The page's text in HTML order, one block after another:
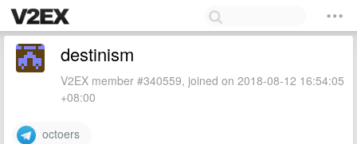
destinism
V2EX member #340559, joined on 2018-08-12 16:54:05
+08:00
octoers